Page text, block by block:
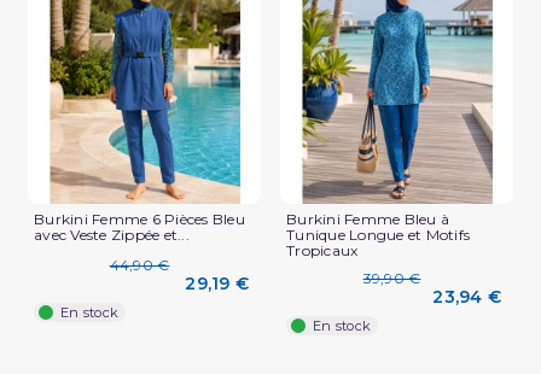
Burkini Femme 6 Pièces Bleu
avec Veste Zippée et...
44,90 €
29,19 €
En stock
Burkini Femme Bleu à
Tunique Longue et Motifs
Tropicaux
39,90 €
23,94 €
En stock